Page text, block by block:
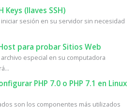
Keys (llaves SSH)
iniciar sesión en su servidor sin necesidad
para probar Sitios Web
especial en su computadora
PHP 7.0 o PHP 7.1 en Linux
son los componentes más utilizados